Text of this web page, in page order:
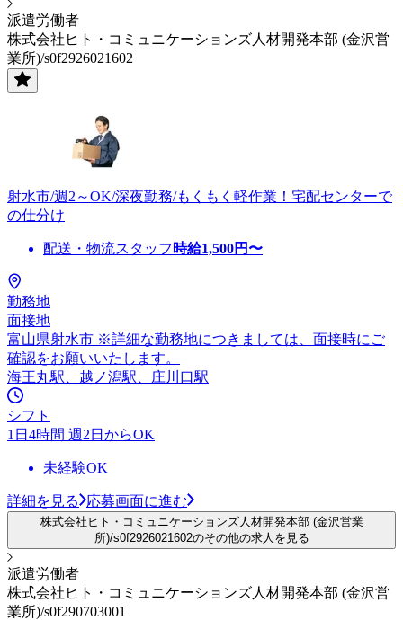
派遣労働者
株式会社ヒト・コミュニケーションズ人材開発本部 (金沢営
業所)/s0f2926021602
射水市/週2～OK/深夜勤務/もくもく軽作業！宅配センターで
の仕分け
配送・物流スタッフ 時給1,500円〜
勤務地
面接地
富山県射水市 ※詳細な勤務地につきましては、面接時にご
確認をお願いいたします。
海王丸駅、越ノ潟駅、庄川口駅
シフト
1日4時間 週2日からOK
未経験OK
詳細を見る 応募画面に進む
株式会社ヒト・コミュニケーションズ人材開発本部 (金沢営業
所)/s0f2926021602のその他の求人を見る
派遣労働者
株式会社ヒト・コミュニケーションズ人材開発本部 (金沢営
業所)/s0f290703001